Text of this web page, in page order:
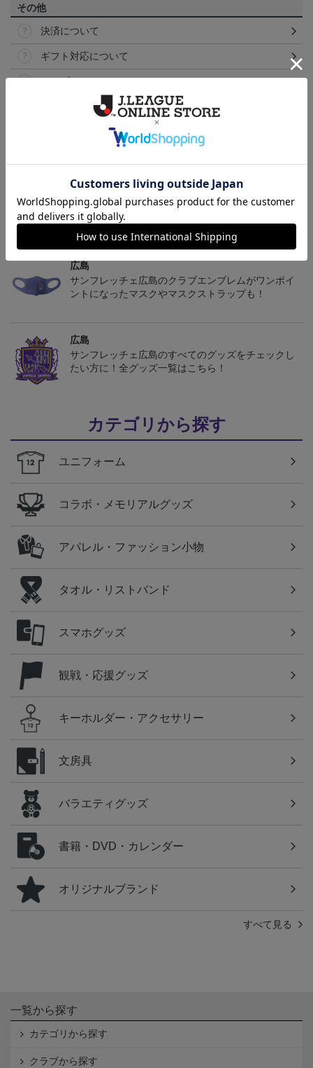
その他
決済について
ギフト対応について
ヘルプページ
トピックス
広島
サンフレッチェ広島の2022ユニフォームを着て試合
を応援しよう！
広島
サンフレッチェ広島のクラブエンブレムがワンポイ
ントになったマスクやマスクストラップも！
広島
サンフレッチェ広島のすべてのグッズをチェックし
たい方に！全グッズ一覧はこちら！
カテゴリから探す
ユニフォーム
コラボ・メモリアルグッズ
アパレル・ファッション小物
タオル・リストバンド
スマホグッズ
観戦・応援グッズ
キーホルダー・アクセサリー
文房具
バラエティグッズ
書籍・DVD・カレンダー
オリジナルブランド
すべて見る
一覧から探す
カテゴリから探す
クラブから探す